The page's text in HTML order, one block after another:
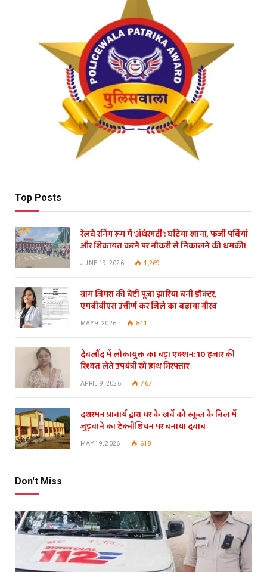
Top Posts
रेलवे रनिंग रूम में ‘अंधेरगर्दी’: घटिया खाना, फर्जी पर्चियां
और शिकायत करने पर नौकरी से निकालने की धमकी!
JUNE 19, 2026 1,269
ग्राम जिमरा की बेटी पूजा झारिया बनी डॉक्टर,
एमबीबीएस उत्तीर्ण कर जिले का बढ़ाया गौरव
MAY 9, 2026 841
देवलौंद में लोकायुक्त का बड़ा एक्शन: 10 हजार की
रिश्वत लेते उपयंत्री रंगे हाथ गिरफ्तार
APRIL 9, 2026 767
दशरमन प्राचार्य द्वारा घर के खर्चे को स्कूल के बिल में
जुड़वाने का टेक्नीशियन पर बनाया दवाब
MAY 19, 2026 618
Don't Miss